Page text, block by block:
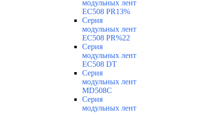
модульных лент
EC508 PR13%
Серия
модульных лент
EC508 PR%22
Серия
модульных лент
EC508 DT
Серия
модульных лент
MD508C
Серия
модульных лент